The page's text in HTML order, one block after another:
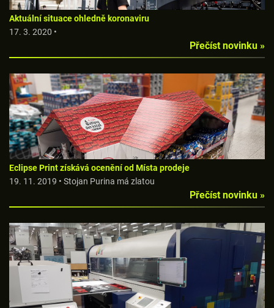
Aktuální situace ohledně koronaviru
17. 3. 2020 •
Přečíst novinku »
Eclipse Print získává ocenění od Místa prodeje
19. 11. 2019 • Stojan Purina má zlatou
Přečíst novinku »